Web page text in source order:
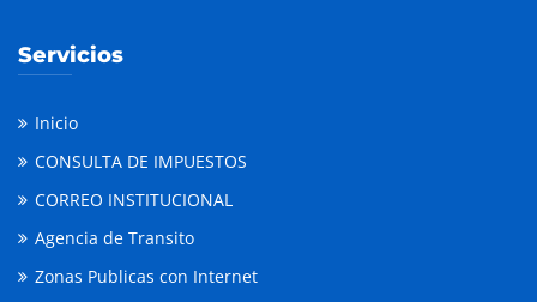
Servicios
Inicio
CONSULTA DE IMPUESTOS
CORREO INSTITUCIONAL
Agencia de Transito
Zonas Publicas con Internet